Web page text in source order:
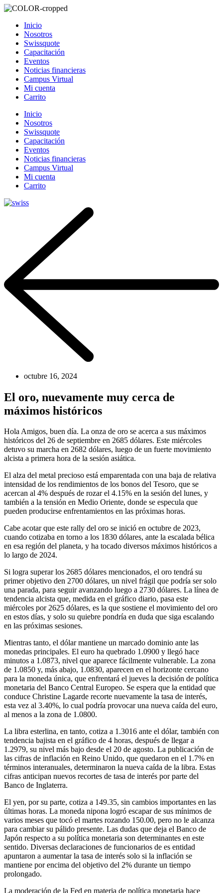
Inicio
Nosotros
Swissquote
Capacitación
Eventos
Noticias financieras
Campus Virtual
Mi cuenta
Carrito
Inicio
Nosotros
Swissquote
Capacitación
Eventos
Noticias financieras
Campus Virtual
Mi cuenta
Carrito
octubre 16, 2024
El oro, nuevamente muy cerca de
máximos históricos
Hola Amigos, buen día. La onza de oro se acerca a sus máximos
históricos del 26 de septiembre en 2685 dólares. Este miércoles
detuvo su marcha en 2682 dólares, luego de un fuerte movimiento
alcista a primera hora de la sesión asiática.
El alza del metal precioso está emparentada con una baja de relativa
intensidad de los rendimientos de los bonos del Tesoro, que se
acercan al 4% después de rozar el 4.15% en la sesión del lunes, y
también a la tensión en Medio Oriente, donde se especula que
pueden producirse enfrentamientos en las próximas horas.
Cabe acotar que este rally del oro se inició en octubre de 2023,
cuando cotizaba en torno a los 1830 dólares, ante la escalada bélica
en esa región del planeta, y ha tocado diversos máximos históricos a
lo largo de 2024.
Si logra superar los 2685 dólares mencionados, el oro tendrá su
primer objetivo den 2700 dólares, un nivel frágil que podría ser solo
una parada, para seguir avanzando luego a 2730 dólares. La línea de
tendencia alcista que, medida en el gráfico diario, pasa este
miércoles por 2625 dólares, es la que sostiene el movimiento del oro
en estos días, y solo su quiebre pondría en duda que siga escalando
en las próximas sesiones.
Mientras tanto, el dólar mantiene un marcado dominio ante las
monedas principales. El euro ha quebrado 1.0900 y llegó hace
minutos a 1.0873, nivel que aparece fácilmente vulnerable. La zona
de 1.0850 y, más abajo, 1.0830, aparecen en el horizonte cercano
para la moneda única, que enfrentará el jueves la decisión de política
monetaria del Banco Central Europeo. Se espera que la entidad que
conduce Christine Lagarde recorte nuevamente la tasa de interés,
esta vez al 3.40%, lo cual podría provocar una nueva caída del euro,
al menos a la zona de 1.0800.
La libra esterlina, en tanto, cotiza a 1.3016 ante el dólar, también con
tendencia bajista en el gráfico de 4 horas, después de llegar a
1.2979, su nivel más bajo desde el 20 de agosto. La publicación de
las cifras de inflación en Reino Unido, que quedaron en el 1.7% en
términos interanuales, determinaron la nueva caída de la libra. Estas
cifras anticipan nuevos recortes de tasa de interés por parte del
Banco de Inglaterra.
El yen, por su parte, cotiza a 149.35, sin cambios importantes en las
últimas horas. La moneda nipona logró escapar de sus mínimos de
varios meses que tocó el martes rozando 150.00, pero no le alcanza
para cambiar su pálido presente. Las dudas que deja el Banco de
Japón respecto a su política monetaria son determinantes en este
sentido. Diversas declaraciones de funcionarios de es entidad
apuntaron a aumentar la tasa de interés solo si la inflación se
mantiene por encima del objetivo del 2% durante un tiempo
prolongado.
La moderación de la Fed en materia de política monetaria hace